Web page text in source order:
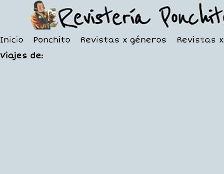
Inicio Ponchito Revistas x géneros
Revistas
Viajes de: